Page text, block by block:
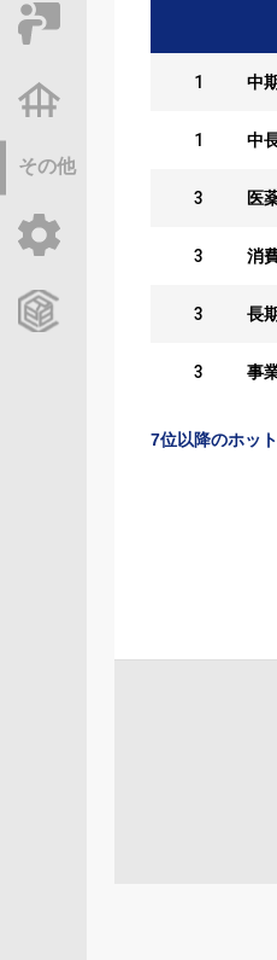
その他
CCReBサービスのご
1 中
1 中
3 医
3 消
3 長
3 事
7位以降のホッ